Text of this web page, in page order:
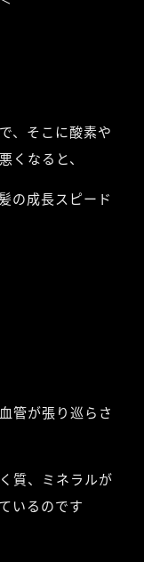
、そこに酸素や
くなると、
の成長スピード
管が張り巡らさ
質、ミネラルが
いるのです